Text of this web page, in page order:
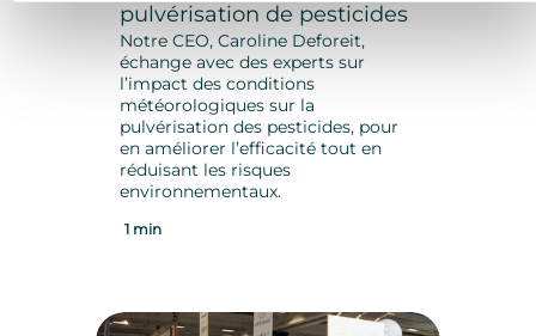
pulvérisation de pesticides
Notre CEO, Caroline Deforeit,
échange avec des experts sur
l’impact des conditions
météorologiques sur la
pulvérisation des pesticides, pour
en améliorer l’efficacité tout en
réduisant les risques
environnementaux.
1 min